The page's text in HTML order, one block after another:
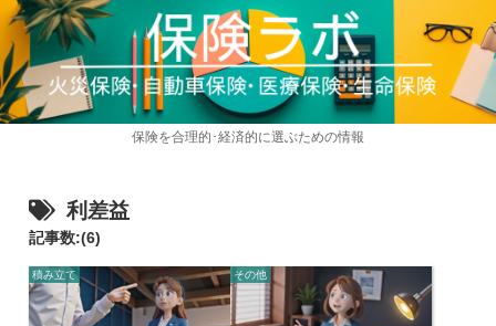
保険を合理的･経済的に選ぶための情報
利差益
記事数:(6)
積み立て その他